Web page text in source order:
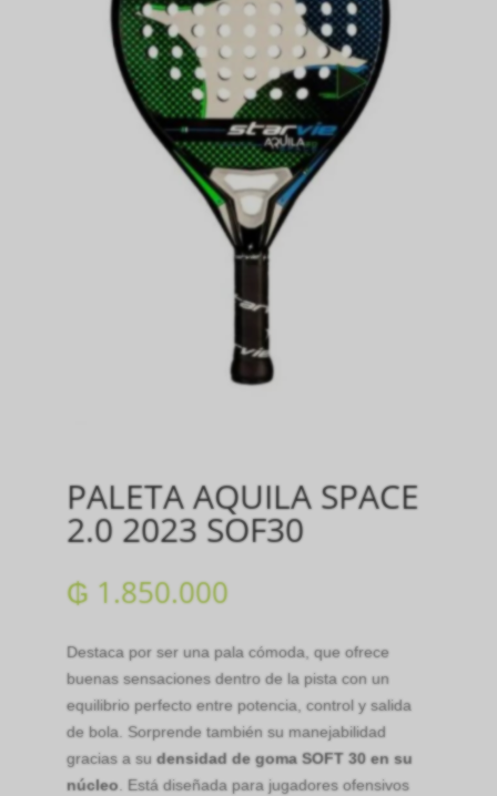
PALETA AQUILA SPACE
2.0 2023 SOF30
₲ 1.850.000
Destaca por ser una pala cómoda, que ofrece
buenas sensaciones dentro de la pista con un
equilibrio perfecto entre potencia, control y salida
de bola. Sorprende también su manejabilidad
gracias a su densidad de goma SOFT 30 en su
núcleo. Está diseñada para jugadores ofensivos